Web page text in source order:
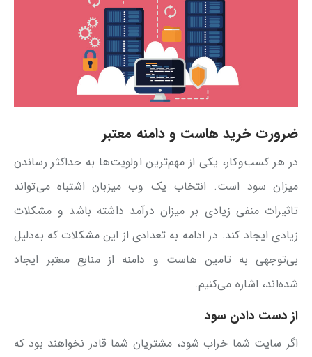
ضرورت خرید هاست و دامنه معتبر
در هر کسب‌وکار، یکی از مهم‌ترین اولویت‌ها به حداکثر رساندن
میزان سود است. انتخاب یک وب میزبان اشتباه می‌تواند
تاثیرات منفی زیادی بر میزان درآمد داشته باشد و مشکلات
زیادی ایجاد کند. در ادامه به تعدادی از این مشکلات که به‌دلیل
بی‌توجهی به تامین هاست و دامنه از منابع معتبر ایجاد
شده‌اند، اشاره می‌کنیم.
از دست دادن سود
اگر سایت شما خراب شود، مشتریان شما قادر نخواهند بود که